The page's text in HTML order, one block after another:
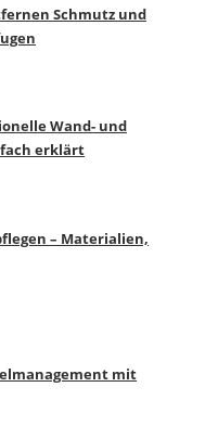
Schmutz und
Wand- und
erklärt
– Materialien,
mit